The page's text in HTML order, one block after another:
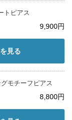
トピアス
9,900円
見る
モチーフピアス
8,800円